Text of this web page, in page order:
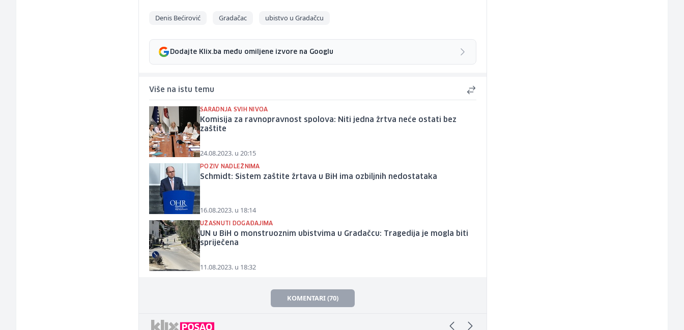
Denis Bećirović Gradačac ubistvo u Gradačcu
Dodajte Klix.ba među omiljene izvore na Googlu
Više na istu temu
SARADNJA SVIH NIVOA
Komisija za ravnopravnost spolova: Niti jedna žrtva neće ostati bez
zaštite
24.08.2023. u 20:15
POZIV NADLEŽNIMA
Schmidt: Sistem zaštite žrtava u BiH ima ozbiljnih nedostataka
16.08.2023. u 18:14
UŽASNUTI DOGAĐAJIMA
UN u BiH o monstruoznim ubistvima u Gradačcu: Tragedija je mogla biti
spriječena
11.08.2023. u 18:32
KOMENTARI (70)